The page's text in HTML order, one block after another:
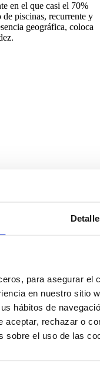
para asegurar el
en nuestro sitio
hábitos de
aceptar, rechazar o
sobre el uso de las
en el que casi el 70%
de piscinas, recurrente y
geográfica, coloca